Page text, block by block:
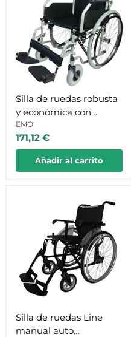
robusta
económica
reposabrazos
y
reposapiés
Silla de ruedas robusta
y económica con
reposabrazos y
reposapiés
EMO
171,12 €
Añadir al carrito
propulsable
aluminio
con
reposapiés
y
regulables
Silla de ruedas Line
manual auto